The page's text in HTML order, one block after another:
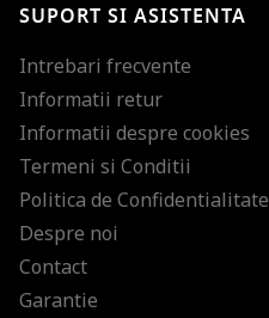
SUPORT SI ASISTENTA
Intrebari frecvente
Informatii retur
Informatii despre cookies
Termeni si Conditii
Politica de Confidentialitate
Despre noi
Contact
Garantie